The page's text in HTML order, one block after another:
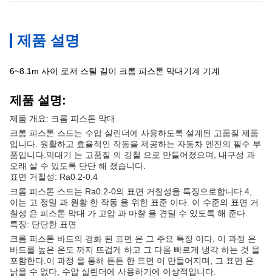
제품 설명
6~8.1m 사이 로저 스틸 길이 크롬 피스톤 막대기계 기계
제품 설명:
제품 개요: 크롬 피스톤 막대
크롬 피스톤 스드는 수압 실린더에 사용하도록 설계된 고품질 제품
입니다. 원활하고 효율적인 작동을 제공하는 자동차 엔진의 필수 부
품입니다.막대기 는 고품질 의 강철 으로 만들어졌으며, 내구성 과
오래 살 수 있도록 단단 해 졌습니다.
표면 거칠성: Ra0.2-0.4
크롬 피스톤 스드는 Ra0.2-0의 표면 거칠성을 특징으로합니다.4,
이는 고 정밀 과 원활 한 작동 을 위한 표준 이다. 이 수준의 표면 거
칠성 은 피스톤 막대 가 고압 과 마찰 을 견딜 수 있도록 해 준다.
특징: 단단한 표면
크롬 피스톤 바드의 경화 된 표면 은 그 주요 특징 이다. 이 과정 은
바드를 높은 온도 까지 뜨겁게 하고 그 다음 빠르게 냉각 하는 것 을
포함한다.이 과정 을 통해 튼튼 한 표면 이 만들어지며, 그 표면 은
낡을 수 없다, 수압 실린더에 사용하기에 이상적입니다.